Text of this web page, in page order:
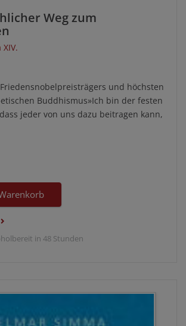
Weg zum
und höchsten
Buddhismus»Ich bin der festen
jeder von uns dazu beitragen kann,
in 48 Stunden